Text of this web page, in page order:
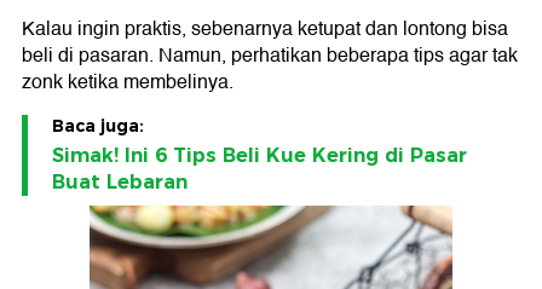
Kalau ingin praktis, sebenarnya ketupat dan lontong bisa
beli di pasaran. Namun, perhatikan beberapa tips agar tak
zonk ketika membelinya.
Baca juga:
Simak! Ini 6 Tips Beli Kue Kering di Pasar
Buat Lebaran